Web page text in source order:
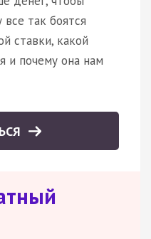
так боятся
ставки, какой
и почему она нам